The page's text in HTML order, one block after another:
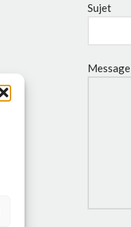
Sujet
Message